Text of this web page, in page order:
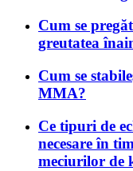
Cum se
greutatea
Cum se
MMA?
Ce tipuri de
necesare în
meciurilor de